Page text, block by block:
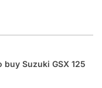
Suzuki GSX 125